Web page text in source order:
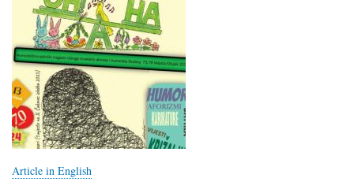
Article in English